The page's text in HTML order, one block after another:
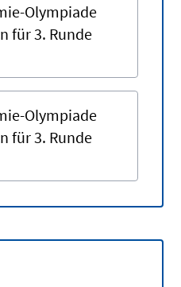
Olympiade
für 3. Runde
Olympiade
für 3. Runde